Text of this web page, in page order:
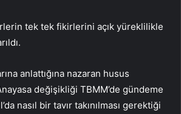
tek tek fikirlerini açık yüreklilikle
anlattığına nazaran husus
değişikliği TBMM’de gündeme
nasıl bir tavır takınılması gerektiği